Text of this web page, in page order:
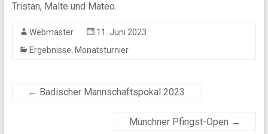
Tristan, Malte und Mateo.
Webmaster
11. Juni 2023
Ergebnisse, Monatsturnier
← Badischer Mannschaftspokal 2023
Münchner Pfingst-Open →